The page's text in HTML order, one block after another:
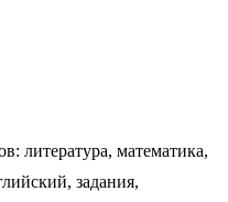
литература, математика,
задания,